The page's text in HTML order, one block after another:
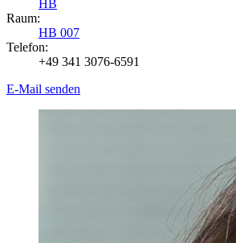
HB
Raum:
HB 007
Telefon:
+49 341 3076-6591
E-Mail senden